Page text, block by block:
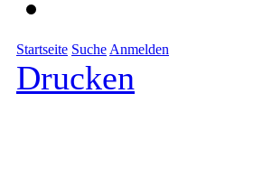
Startseite Suche Anmelden
Drucken